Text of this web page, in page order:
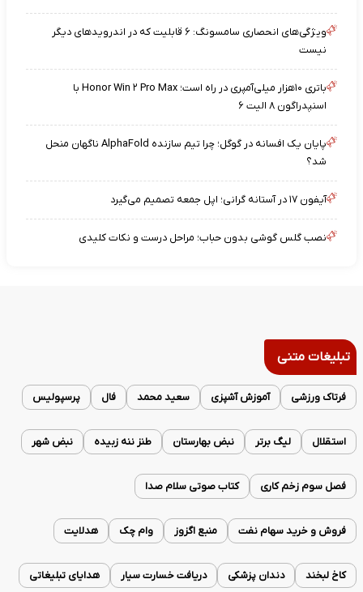
ویژگی‌های انحصاری سامسونگ: ۶ قابلیت که در اندرویدهای دیگر
نیست
باتری ۱۰هزار میلی‌آمپری در راه است؛ Honor Win ۲ Pro Max با
اسنپدراگون ۸ الیت ۶
پایان یک افسانه در گوگل؛ چرا تیم سازنده AlphaFold ناگهان منحل
شد؟
آیفون ۱۷ در آستانه گرانی؛ اپل جمعه تصمیم می‌گیرد
نصب گلس گوشی بدون حباب؛ مراحل درست و نکات کلیدی
تبلیغات متنی
فرتاک ورزشی آموزش آشپزی سعید محمد فال پرسپولیس
استقلال لیگ برتر نبض بهارستان طنز ننه زبیده نبض شهر
فصل سوم زخم کاری کتاب صوتی سلام صدا
فروش و خرید سهام نفت منبع اگزوز وام چک هدلایت
کاخ لبخند دندان پزشکی دریافت خسارت سیار هدایای تبلیغاتی